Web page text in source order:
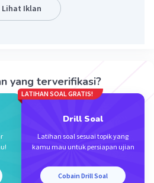
Lihat Iklan
yang terverifikasi?
LATIHAN SOAL GRATIS!
Drill Soal
Latihan soal sesuai topik yang
kamu mau untuk persiapan ujian
Cobain Drill Soal